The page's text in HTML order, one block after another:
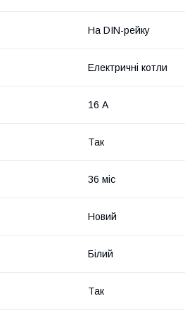
На DIN-рейку
Електричні котли
16 А
Так
36 міс
Новий
Білий
Так